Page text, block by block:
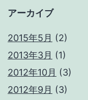
アーカイブ
2015年5月 (2)
2013年3月 (1)
2012年10月 (3)
2012年9月 (3)